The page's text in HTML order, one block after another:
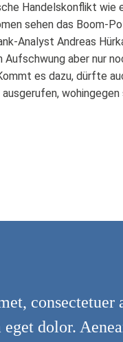
Handelskonflikt wie
sehen das Boom-
Analyst Andreas
Aufschwung aber nur
es dazu, dürfte
consectetuer
dolor.